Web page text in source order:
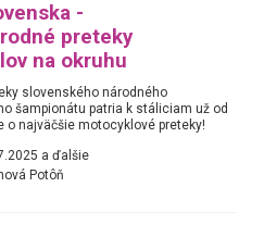
-
preteky
na okruhu
slovenského národného
šampionátu patria k stáliciam už od
o najväčšie motocyklové preteky!
a ďalšie
Potôň